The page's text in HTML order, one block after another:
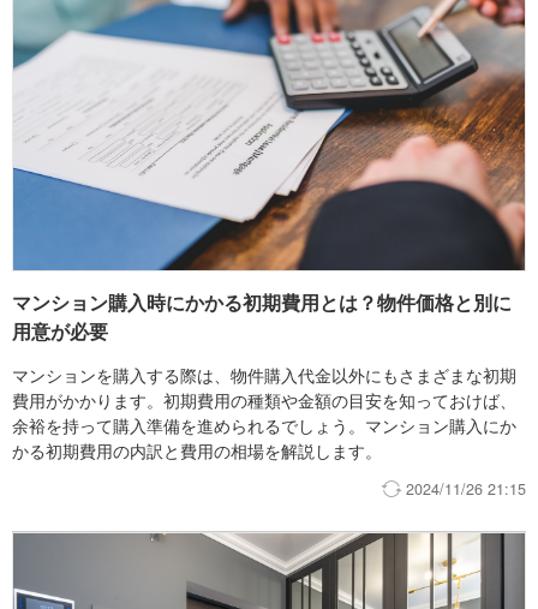
マンション購入時にかかる初期費用とは？物件価格と別に
用意が必要
マンションを購入する際は、物件購入代金以外にもさまざまな初期
費用がかかります。初期費用の種類や金額の目安を知っておけば、
余裕を持って購入準備を進められるでしょう。マンション購入にか
かる初期費用の内訳と費用の相場を解説します。
2024/11/26 21:15